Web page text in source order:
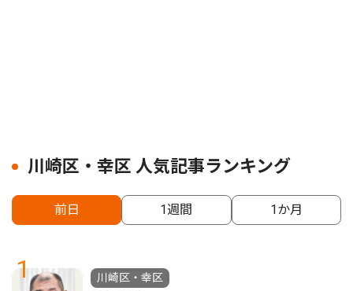
川崎区・幸区 人気記事ランキング
前日 1週間 1か月
1
川崎区・幸区